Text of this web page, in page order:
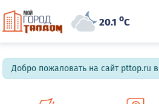
20.1oC
Добро пожаловать на сайт pttop.ru